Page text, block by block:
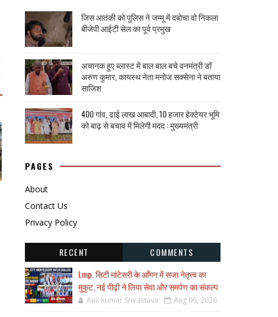
जिस आतंकी को पुलिस ने जम्मू में दबोचा वो निकला
बीजेपी आईटी सेल का पूर्व प्रमुख
अचानक हुए ब्लास्ट में बाल बाल बचे वनमंत्री डॉ
अरुण कुमार, कायस्थ नेता मनोज सक्सेना ने बताया
साजिश
400 गांव, ढाई लाख आबादी, 10 हजार हेक्टेयर भूमि
को बाढ़ से बचाव में मिलेगी मदद : मुख्यमंत्री
PAGES
About
Contact Us
Privacy Policy
RECENT
COMMENTS
Lmp. सिटी मांटेसरी के आँगन में सजा नेतृत्व का
मुकुट, नई पीढ़ी ने लिया सेवा और समर्पण का संकल्प
Anil Kumar Srivastava Aug 06, 2026